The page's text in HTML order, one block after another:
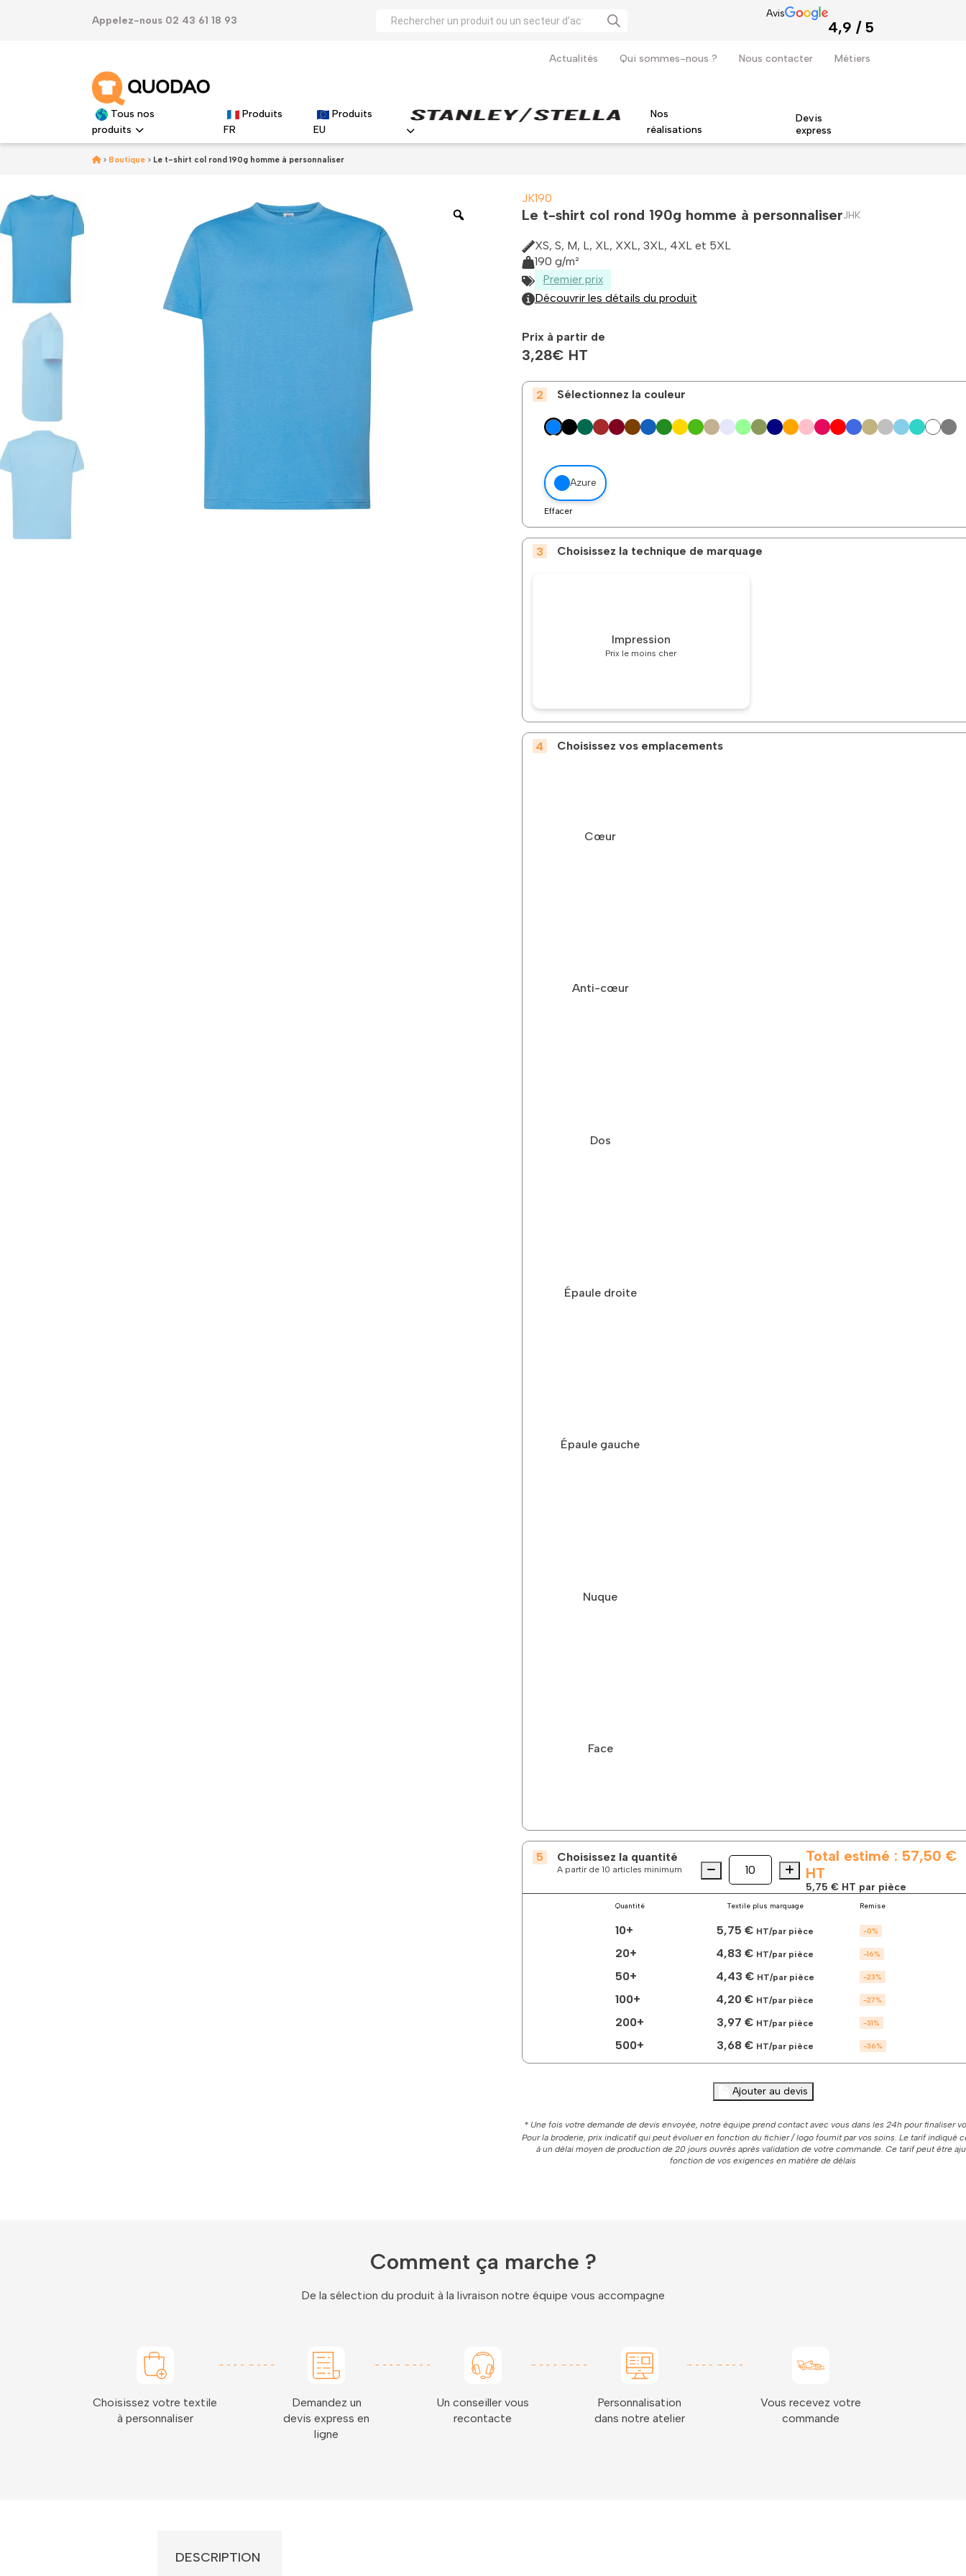
Appelez-nous 02 43 61 18 93
Avis
4,9 / 5
Actualités Qui sommes-nous ? Nous contacter Métiers
Tous nos
produits
Produits
FR
Produits
EU
Nos
réalisations
Devis
express
> Boutique > Le t-shirt col rond 190g homme à personnaliser
JK190
Le t-shirt col rond 190g homme à personnaliserJHK
XS, S, M, L, XL, XXL, 3XL, 4XL et 5XL
190 g/m²
Premier prix
Découvrir les détails du produit
Prix à partir de
3,28€ HT
Sélectionnez la couleur
Azure
Effacer
Choisissez la technique de marquage
Impression
Prix le moins cher
Choisissez vos emplacements
Cœur
Anti-cœur
Dos
Épaule droite
Épaule gauche
Nuque
Face
Choisissez la quantité
A partir de 10 articles minimum
Quantité
quantité
190g
homme
personnaliser
Total estimé : 57,50 €
HT
5,75 € HT par pièce
Quantité Textile plus marquage Remise
10+ 5,75 € HT/par pièce -0%
20+ 4,83 € HT/par pièce -16%
50+ 4,43 € HT/par pièce -23%
100+ 4,20 € HT/par pièce -27%
200+ 3,97 € HT/par pièce -31%
500+ 3,68 € HT/par pièce -36%
Ajouter au devis
* Une fois votre demande de devis envoyée, notre équipe prend contact avec vous dans les 24h pour finaliser
Pour la broderie, prix indicatif qui peut évoluer en fonction du fichier / logo fournit par vos soins. Le tarif indiqué
à un délai moyen de production de 20 jours ouvrés après validation de votre commande. Ce tarif peut être
fonction de vos exigences en matière de délais
Comment ça marche ?
De la sélection du produit à la livraison notre équipe vous accompagne
Choisissez votre textile
à personnaliser
Demandez un
devis express en
ligne
Un conseiller vous
recontacte
Personnalisation
dans notre atelier
Vous recevez votre
commande
DESCRIPTION